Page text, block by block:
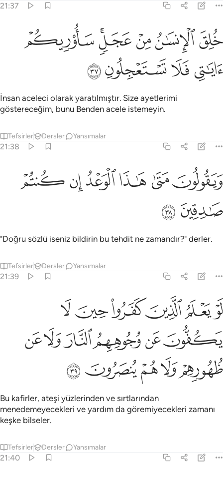
21:37
خلق الانسان من عجل ساريكم اياتي فلا تستعجلون ٣٧
خُلِقَ ٱلْإِنسَـٰنُ مِنْ عَجَلٍۢ ۚ سَأُو۟رِيكُمْ ءَايَـٰتِى فَلَا تَسْتَعْجِلُونِ ٣٧
ﱓﱔﱕﱖﱗﱘ
ﱙﱚﱛﱜ
İnsan aceleci olarak yaratılmıştır. Size ayetlerimi
göstereceğim, bunu Benden acele istemeyin.
Tefsirler Dersler Yansımalar
21:38
ويقولون متى هاذا الوعد ان كنتم صادقين ٣٨
وَيَقُولُونَ مَتَىٰ هَـٰذَا ٱلْوَعْدُ إِن كُنتُمْ صَـٰدِقِينَ ٣٨
ﱝﱞ ﱟﱠﱡﱢ
ﱣﱤ
"Doğru sözlü iseniz bildirin bu tehdit ne zamandır?" derler.
Tefsirler Dersler Yansımalar
21:39
لو يعلم الذين كفروا حين لا يكفون عن وجوههم النار ولا عن ظهورهم
لَوْ يَعْلَمُ ٱلَّذِينَ كَفَرُوا۟ حِينَ لَا يَكُفُّونَ عَن وُجُوهِهِمُ ٱلنَّارَ وَلَا عَن
ﱥﱦﱧﱨﱩﱪ
ﱫﱬﱭﱮﱯﱰ
ﱱﱲﱳﱴﱵ
Bu kafirler, ateşi yüzlerinden ve sırtlarından
menedemeyecekleri ve yardım da göremiyecekleri zamanı
keşke bilseler.
Tefsirler Dersler Yansımalar
21:40